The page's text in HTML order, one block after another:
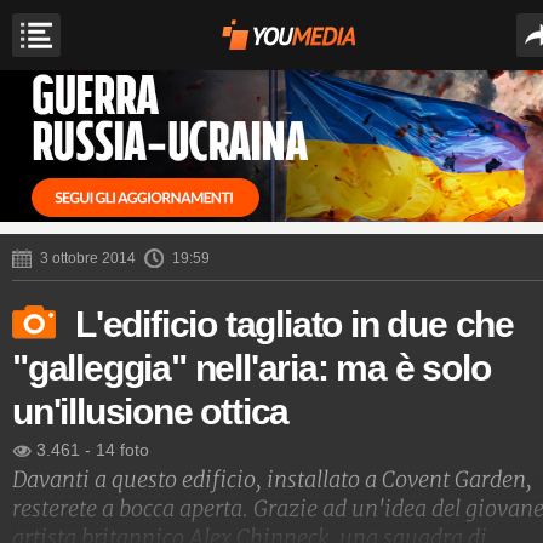
3 ottobre 2014 19:59
L'edificio tagliato in due che
"galleggia" nell'aria: ma è solo
un'illusione ottica
3.461 - 14 foto
Davanti a questo edificio, installato a Covent Garden,
resterete a bocca aperta. Grazie ad un'idea del giovane
artista britannico Alex Chinneck, una squadra di